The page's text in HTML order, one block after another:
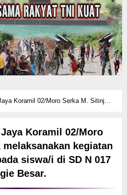
M. Sitinjak melaksanakan kegiatan Latihan PBB kepada siswa/i di SD N 017 Sugie Besar.
Koramil 02/Moro
kegiatan
siswa/i di SD N 017
Besar.